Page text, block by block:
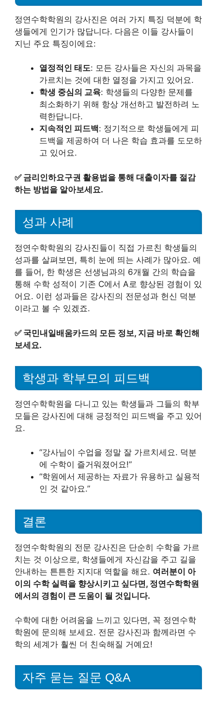
정연수학학원의 강사진은 여러 가지 특징 덕분에 학
생들에게 인기가 많답니다. 다음은 이들 강사들이
지닌 주요 특징이에요:
열정적인 태도: 모든 강사들은 자신의 과목을
가르치는 것에 대한 열정을 가지고 있어요.
학생 중심의 교육: 학생들의 다양한 문제를
최소화하기 위해 항상 개선하고 발전하려 노
력한답니다.
지속적인 피드백: 정기적으로 학생들에게 피
드백을 제공하여 더 나은 학습 효과를 도모하
고 있어요.
✅ 금리인하요구권 활용법을 통해 대출이자를 절감
하는 방법을 알아보세요.
성과 사례
정연수학학원의 강사진들이 직접 가르친 학생들의
성과를 살펴보면, 특히 눈에 띄는 사례가 많아요. 예
를 들어, 한 학생은 선생님과의 6개월 간의 학습을
통해 수학 성적이 기존 C에서 A로 향상된 경험이 있
어요. 이런 성과들은 강사진의 전문성과 헌신 덕분
이라고 볼 수 있겠죠.
✅ 국민내일배움카드의 모든 정보, 지금 바로 확인해
보세요.
학생과 학부모의 피드백
정연수학학원을 다니고 있는 학생들과 그들의 학부
모들은 강사진에 대해 긍정적인 피드백을 주고 있어
요.
“강사님이 수업을 정말 잘 가르치세요. 덕분
에 수학이 즐거워졌어요!”
“학원에서 제공하는 자료가 유용하고 실용적
인 것 같아요.”
결론
정연수학학원의 전문 강사진은 단순히 수학을 가르
치는 것 이상으로, 학생들에게 자신감을 주고 길을
안내하는 튼튼한 지지대 역할을 해요. 여러분이 아
이의 수학 실력을 향상시키고 싶다면, 정연수학학원
에서의 경험이 큰 도움이 될 것입니다.
수학에 대한 어려움을 느끼고 있다면, 꼭 정연수학
학원에 문의해 보세요. 전문 강사진과 함께라면 수
학의 세계가 훨씬 더 친숙해질 거예요!
자주 묻는 질문 Q&A